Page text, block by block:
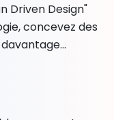
Driven Design"
concevez des